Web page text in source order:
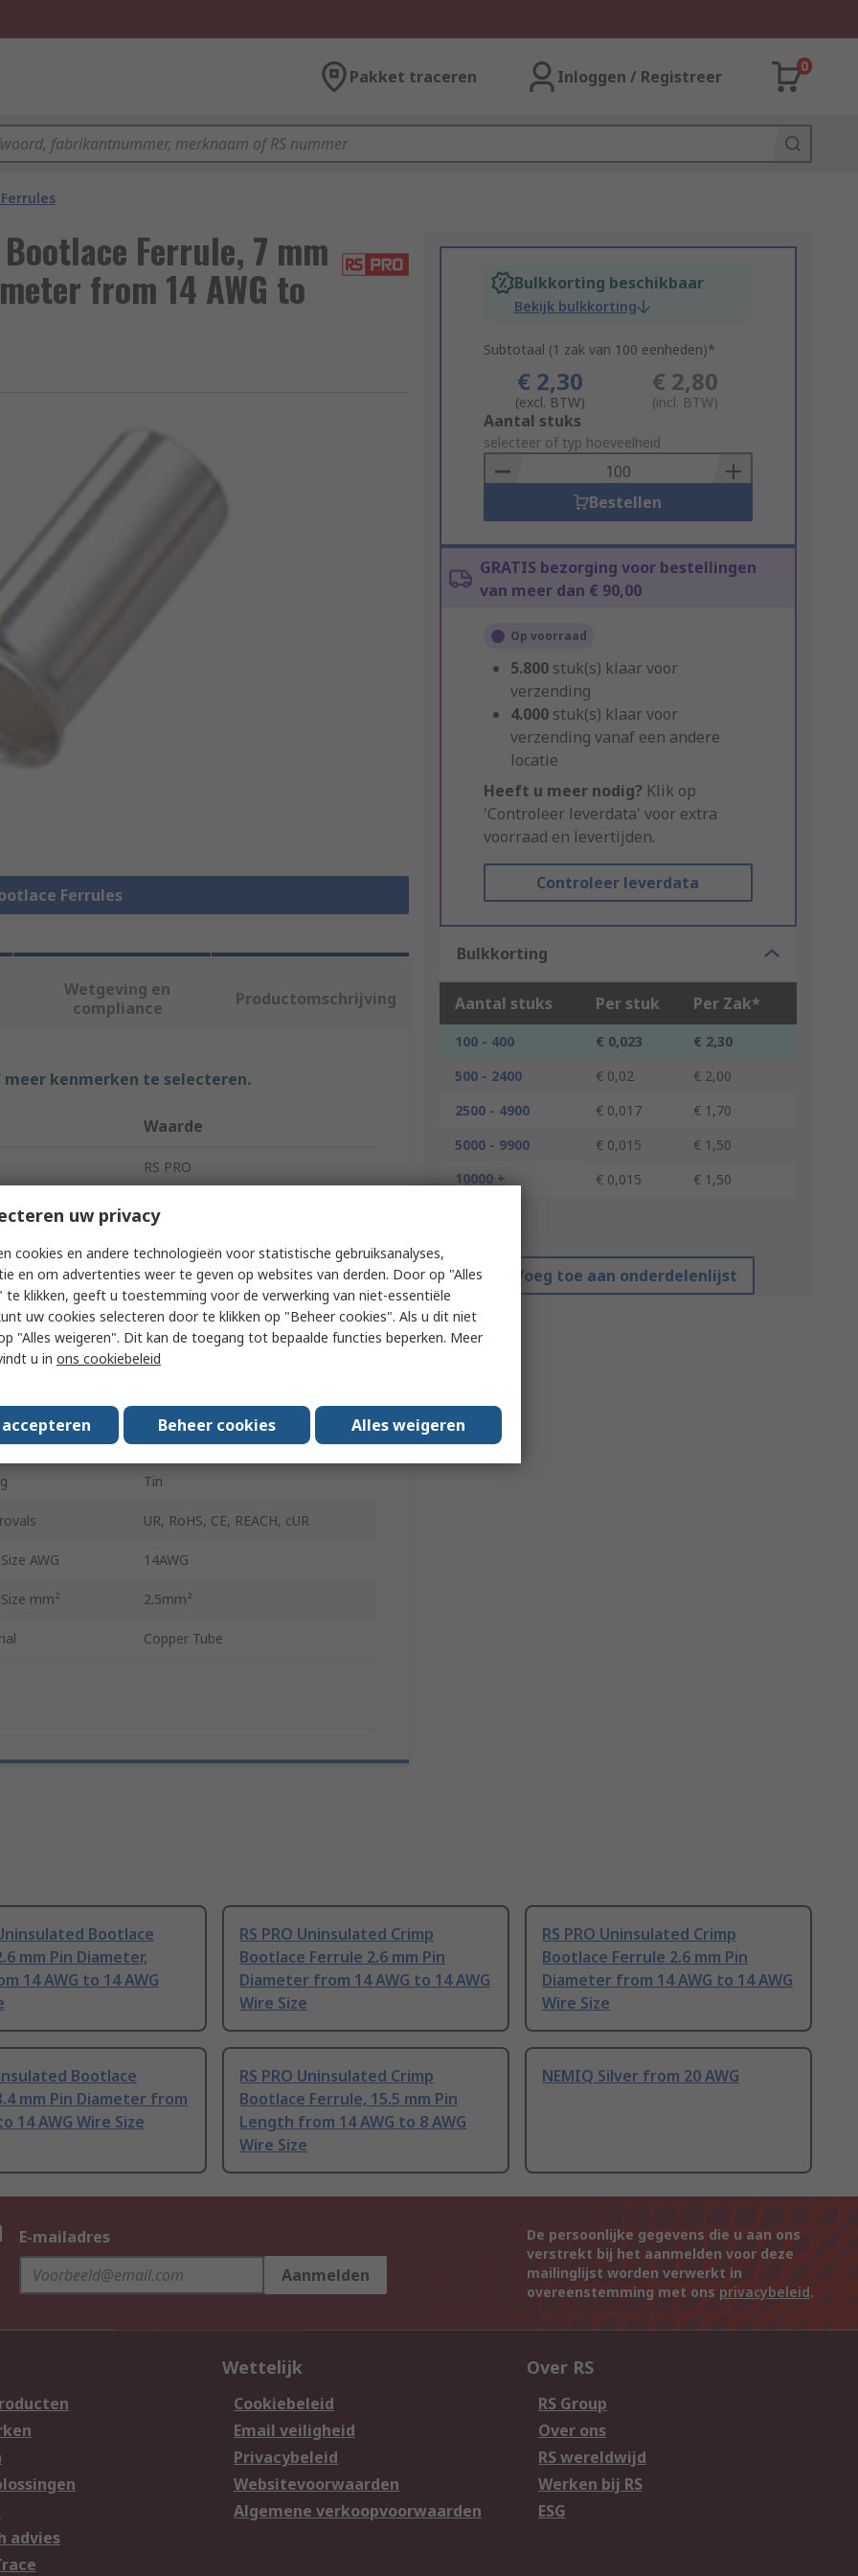
Pakket traceren Inloggen / Registreer
0
Ferrule, 7 mm
from 14 AWG to
Ferrules
Bulkkorting beschikbaar
Bekijk bulkkorting
Subtotaal (1 zak van 100 eenheden)*
€ 2,30
(excl. BTW)
€ 2,80
(incl. BTW)
Add
to
Basket
Aantal stuks
selecteer of typ hoeveelheid
Bestellen
GRATIS bezorging voor bestellingen
van meer dan € 90,00
Op voorraad
5.800 stuk(s) klaar voor
verzending
4.000 stuk(s) klaar voor
verzending vanaf een andere
locatie
Heeft u meer nodig? Klik op
'Controleer leverdata' voor extra
voorraad en levertijden.
Controleer leverdata
Bulkkorting
Aantal stuks Per stuk Per Zak*
100 - 400 € 0,023
€ 2,30
500 - 2400
€ 0,02
€ 2,00
2500 - 4900
€ 0,017
€ 1,70
5000 - 9900
€ 0,015
€ 1,50
10000 +
€ 0,015 € 1,50
Voeg toe aan onderdelenlijst
Wetgeving en
compliance
Productomschrijving
kenmerken te selecteren.
Waarde
RS PRO
2.6mm
7mm
Uninsulated
Size AWG 14AWG
Size mm² 2.5mm²
7mm
Tin
UR, RoHS, CE, REACH, cUR
AWG 14AWG
mm² 2.5mm²
Copper Tube
Bootlace
mm Pin Diameter,
14 AWG to 14 AWG
RS PRO Uninsulated Crimp
Bootlace Ferrule 2.6 mm Pin
Diameter from 14 AWG to 14 AWG
Wire Size
RS PRO Uninsulated Crimp
Bootlace Ferrule 2.6 mm Pin
Diameter from 14 AWG to 14 AWG
Wire Size
Bootlace
mm Pin Diameter from
14 AWG Wire Size
RS PRO Uninsulated Crimp
Bootlace Ferrule, 15.5 mm Pin
Length from 14 AWG to 8 AWG
Wire Size
NEMIQ Silver from 20 AWG
E-mailadres
Aanmelden
De persoonlijke gegevens die u aan ons
verstrekt bij het aanmelden voor deze
mailinglijst worden verwerkt in
overeenstemming met ons privacybeleid.
advies
Wettelijk
Cookiebeleid
Email veiligheid
Privacybeleid
Websitevoorwaarden
Algemene verkoopvoorwaarden
Over RS
RS Group
Over ons
RS wereldwijd
Werken bij RS
ESG
uw privacy
cookies en andere technologieën voor statistische gebruiksanalyses,
en om advertenties weer te geven op websites van derden. Door op "Alles
te klikken, geeft u toestemming voor de verwerking van niet-essentiële
uw cookies selecteren door te klikken op "Beheer cookies". Als u dit niet
"Alles weigeren". Dit kan de toegang tot bepaalde functies beperken. Meer
u in ons cookiebeleid
Beheer cookies Alles weigeren